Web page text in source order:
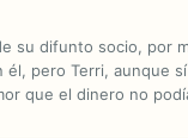
su difunto socio, por
pero Terri, aunque
que el dinero no